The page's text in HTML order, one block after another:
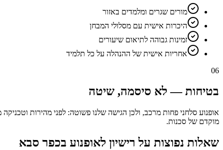
מורים שגרים ומלמדים באזור
היכרות אישית עם מסלולי המבחן
זמינות גבוהה לתיאום שיעורים
אחריות אישית של ההנהלה על כל תלמיד
06
בטיחות — לא סיסמה, שיטה
אופנוע סלחני פחות מרכב, ולכן הגישה שלנו פשוטה: לפני מהירות
מוקדם של סכנות.
שאלות נפוצות על רישיון לאופנוע בכפר סבא